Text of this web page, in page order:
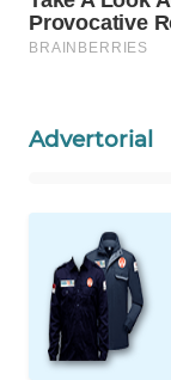
Advertorial
WAHANA
WAHANA
WAHANA
PERSONA
WAHANA
OTOMOTIF